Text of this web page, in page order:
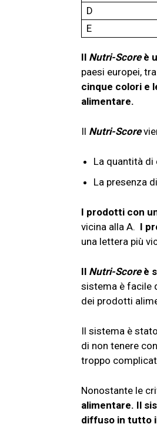
D
E
Il Nutri-Scoreè
paesi europei,
cinque colori e
alimentare.
Il Nutri-Score
La quantità di
La presenza
I prodotti con
vicina alla A. I
una lettera più
Il Nutri-Scoreè
sistema è facile
dei prodotti
Il sistema è
di non tenere
troppo
Nonostante le
alimentare. Il
diffuso in tutto